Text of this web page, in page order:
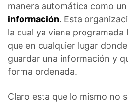
manera automática como un
información. Esta
la cual ya viene programada
que en cualquier lugar
guardar una información y
forma ordenada.
Claro esta que lo mismo no